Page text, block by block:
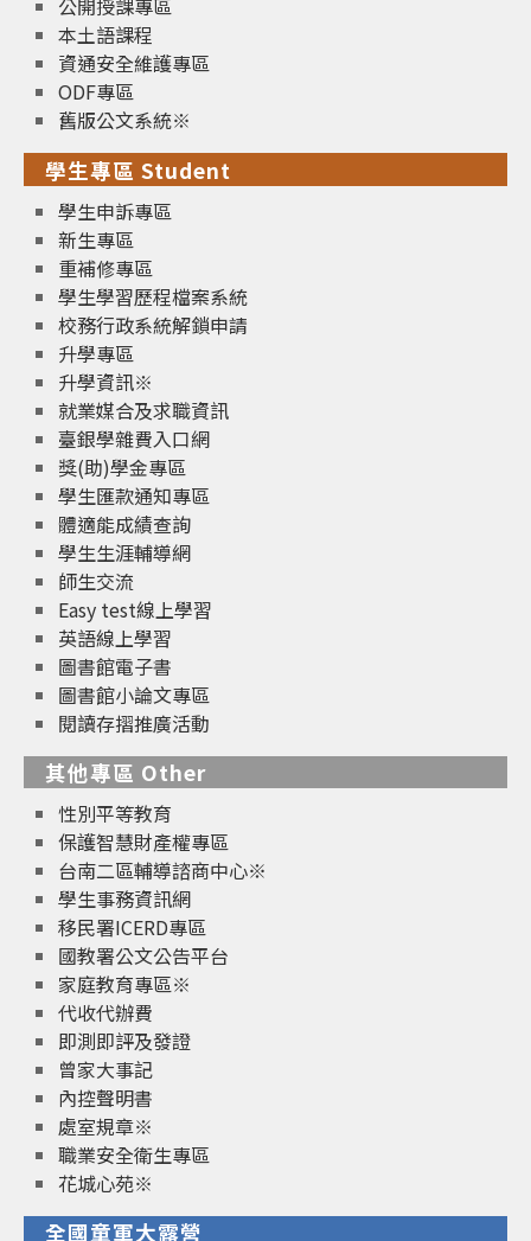
公開授課專區
本土語課程
資通安全維護專區
ODF專區
舊版公文系統※
學生專區 Student
學生申訴專區
新生專區
重補修專區
學生學習歷程檔案系統
校務行政系統解鎖申請
升學專區
升學資訊※
就業媒合及求職資訊
臺銀學雜費入口網
獎(助)學金專區
學生匯款通知專區
體適能成績查詢
學生生涯輔導網
師生交流
Easy test線上學習
英語線上學習
圖書館電子書
圖書館小論文專區
閱讀存摺推廣活動
其他專區 Other
性別平等教育
保護智慧財產權專區
台南二區輔導諮商中心※
學生事務資訊網
移民署ICERD專區
國教署公文公告平台
家庭教育專區※
代收代辦費
即測即評及發證
曾家大事記
內控聲明書
處室規章※
職業安全衛生專區
花城心苑※
全國童軍大露營